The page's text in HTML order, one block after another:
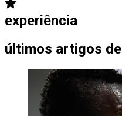
experiência
últimos artigos de